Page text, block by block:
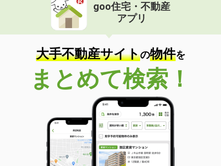
goo住宅・不動産
アプリ
大手不動産サイトの物件を
まとめて検索！